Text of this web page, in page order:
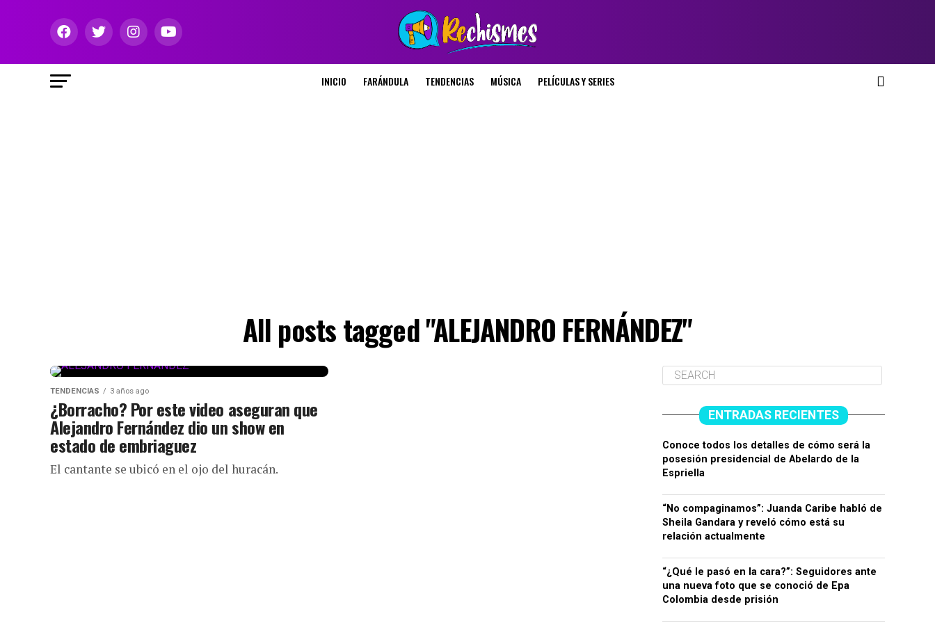
INICIO FARÁNDULA TENDENCIAS MÚSICA PELÍCULAS Y SERIES
All posts tagged "ALEJANDRO FERNÁNDEZ"
TENDENCIAS 3 años ago
¿Borracho? Por este video aseguran que
Alejandro Fernández dio un show en
estado de embriaguez
El cantante se ubicó en el ojo del huracán.
ENTRADAS RECIENTES
Conoce todos los detalles de cómo será la
posesión presidencial de Abelardo de la
Espriella
“No compaginamos”: Juanda Caribe habló de
Sheila Gandara y reveló cómo está su
relación actualmente
“¿Qué le pasó en la cara?”: Seguidores ante
una nueva foto que se conoció de Epa
Colombia desde prisión